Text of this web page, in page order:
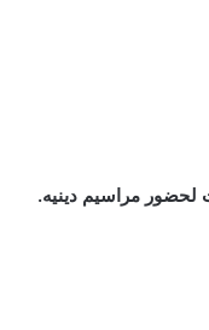
لحضور مراسيم دينيه.